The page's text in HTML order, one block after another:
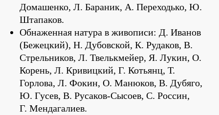
Домашенко, Л. Бараник, А. Переходько, Ю.
Штапаков.
Обнаженная натура в живописи: Д. Иванов
(Бежецкий), Н. Дубовской, К. Рудаков, В.
Стрельников, Л. Твелькмейер, Я. Лукин, О.
Корень, Л. Кривицкий, Г. Котьянц, Т.
Горлова, Л. Фокин, О. Манюков, В. Дубяго,
Ю. Гусев, В. Русаков-Сысоев, С. Россин,
Г. Мендагалиев.